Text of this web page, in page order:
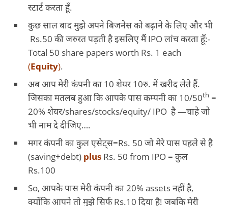
स्टार्ट करता हूँ.
कुछ साल बाद मुझे अपने बिजनेस को बढ़ाने के लिए और भी
Rs.50 की जरुरत पड़ती है इसलिए मैं IPO लांच करता हूँ:-
Total 50 share papers worth Rs. 1 each
(Equity).
अब आप मेरी कंपनी का 10 शेयर 10रु. में खरीद लेते हैं.
जिसका मतलब हुआ कि आपके पास कम्पनी का 10/50th =
20% शेयर/shares/stocks/equity/ IPO है —चाहे जो
भी नाम दे दीजिए….
मगर कंपनी का कुल एसेट्स=Rs. 50 जो मेरे पास पहले से है
(saving+debt) plus Rs. 50 from IPO = कुल
Rs.100
So, आपके पास मेरी कंपनी का 20% assets नहीं है,
क्योंकि आपने तो मुझे सिर्फ Rs.10 दिया है! जबकि मेरी